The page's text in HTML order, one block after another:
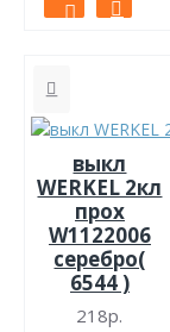
выкл
WERKEL 2кл
прох
W1122006
серебро(
6544 )
218р.